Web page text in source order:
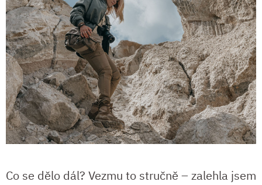
Co se dělo dál? Vezmu to stručně – zalehla jsem